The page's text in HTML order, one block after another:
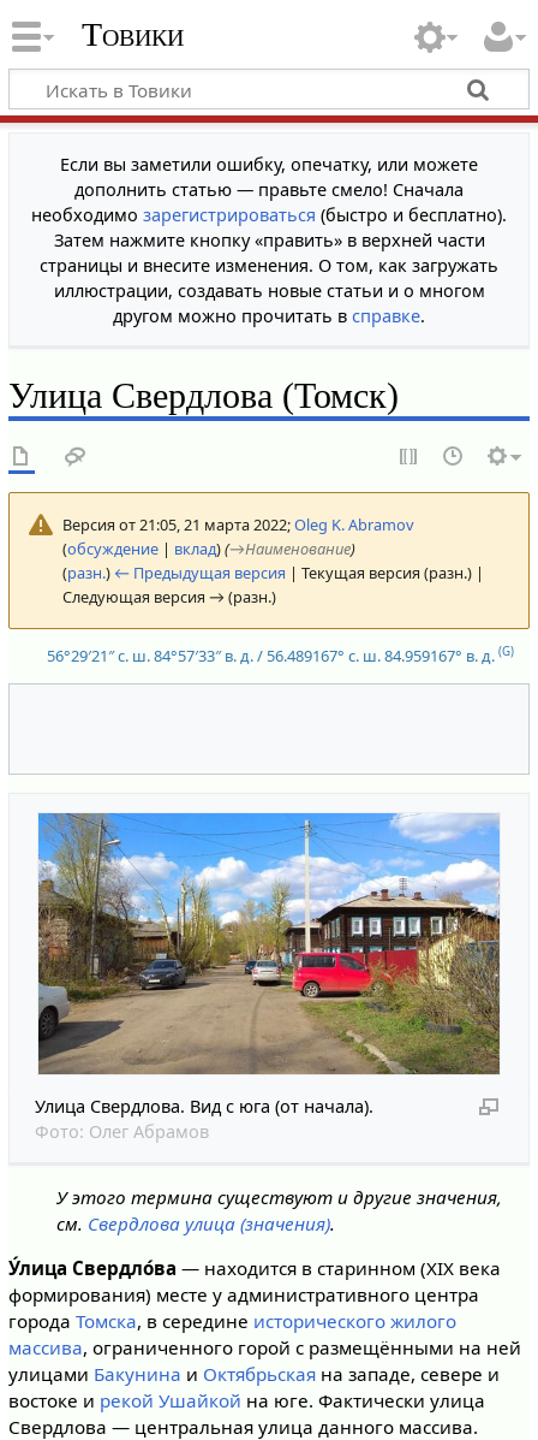
Товики
Если вы заметили ошибку, опечатку, или можете
дополнить статью — правьте смело! Сначала
необходимо зарегистрироваться (быстро и бесплатно).
Затем нажмите кнопку «править» в верхней части
страницы и внесите изменения. О том, как загружать
иллюстрации, создавать новые статьи и о многом
другом можно прочитать в справке.
Улица Свердлова (Томск)
Версия от 21:05, 21 марта 2022;Oleg K. Abramov
(обсуждение| вклад)(→Наименование)
(разн.) ← Предыдущая версия | Текущая версия (разн.) |
Следующая версия → (разн.)
56°29′21″ с. ш.84°57′33″ в. д./ 56.489167° с. ш.84.959167° в. д. (G)
Улица Свердлова. Вид с юга (от начала).
Фото: Олег Абрамов
У этого термина существуют и другие значения,
см. Свердлова улица (значения).
У́лица Свердло́ва — находится в старинном (XIX века
формирования) месте у административного центра
города Томска, в середине исторического жилого
массива, ограниченного горой с размещёнными на ней
улицами Бакунина и Октябрьскаяна западе, севере и
востоке и рекой Ушайкой на юге. Фактически улица
Свердлова — центральная улица данного массива.